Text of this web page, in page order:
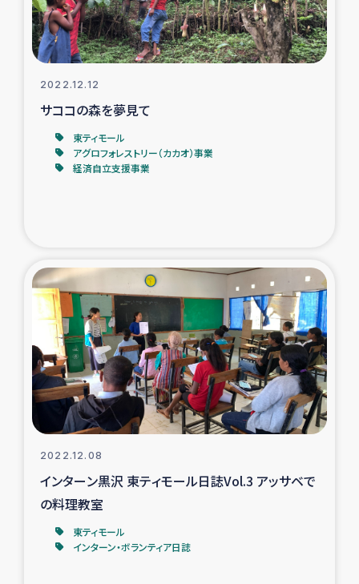
2022.12.12
サココの森を夢見て
東ティモール
アグロフォレストリー（カカオ）事業
経済自立支援事業
2022.12.08
インターン黒沢 東ティモール日誌Vol.3 アッサベで
の料理教室
東ティモール
インターン・ボランティア日誌